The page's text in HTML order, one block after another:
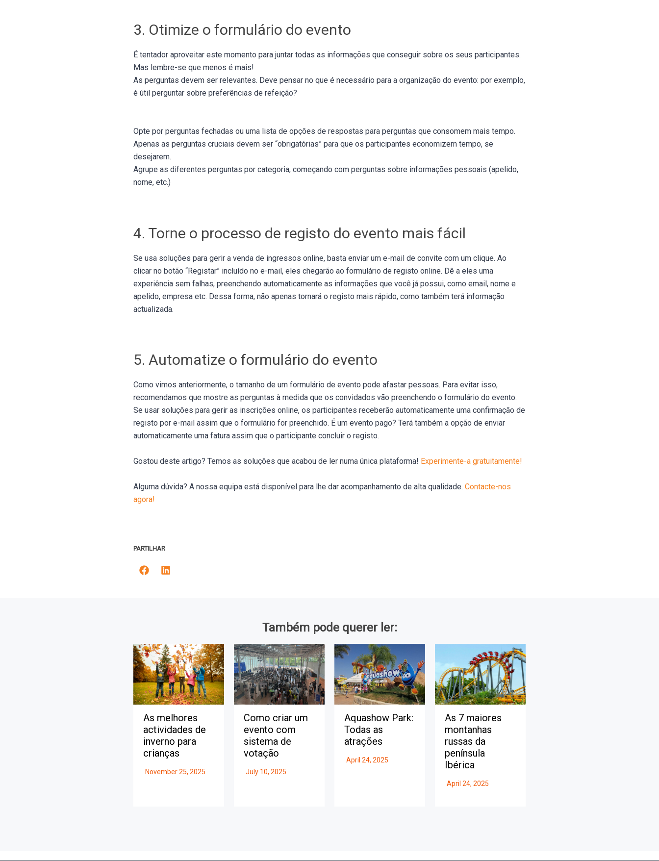
3. Otimize o formulário do evento
É tentador aproveitar este momento para juntar todas as informações que conseguir sobre os seus participantes.
Mas lembre-se que menos é mais!
As perguntas devem ser relevantes. Deve pensar no que é necessário para a organização do evento: por exemplo,
é útil perguntar sobre preferências de refeição?
Opte por perguntas fechadas ou uma lista de opções de respostas para perguntas que consomem mais tempo.
Apenas as perguntas cruciais devem ser “obrigatórias” para que os participantes economizem tempo, se
desejarem.
Agrupe as diferentes perguntas por categoria, começando com perguntas sobre informações pessoais (apelido,
nome, etc.)
4. Torne o processo de registo do evento mais fácil
Se usa soluções para gerir a venda de ingressos online, basta enviar um e-mail de convite com um clique. Ao
clicar no botão “Registar” incluído no e-mail, eles chegarão ao formulário de registo online. Dê a eles uma
experiência sem falhas, preenchendo automaticamente as informações que você já possui, como email, nome e
apelido, empresa etc. Dessa forma, não apenas tornará o registo mais rápido, como também terá informação
actualizada.
5. Automatize o formulário do evento
Como vimos anteriormente, o tamanho de um formulário de evento pode afastar pessoas. Para evitar isso,
recomendamos que mostre as perguntas à medida que os convidados vão preenchendo o formulário do evento.
Se usar soluções para gerir as inscrições online, os participantes receberão automaticamente uma confirmação de
registo por e-mail assim que o formulário for preenchido. É um evento pago? Terá também a opção de enviar
automaticamente uma fatura assim que o participante concluir o registo.
Gostou deste artigo? Temos as soluções que acabou de ler numa única plataforma! Experimente-a gratuitamente!
Alguma dúvida? A nossa equipa está disponível para lhe dar acompanhamento de alta qualidade. Contacte-nos
agora!
PARTILHAR
Também pode querer ler:
As melhores
actividades de
inverno para
crianças
November 25, 2025
Como criar um
evento com
sistema de
votação
July 10, 2025
Aquashow Park:
Todas as
atrações
April 24, 2025
As 7 maiores
montanhas
russas da
península
Ibérica
April 24, 2025